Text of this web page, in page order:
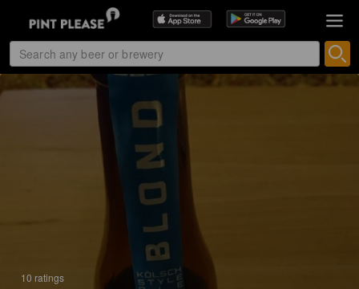
10 ratings